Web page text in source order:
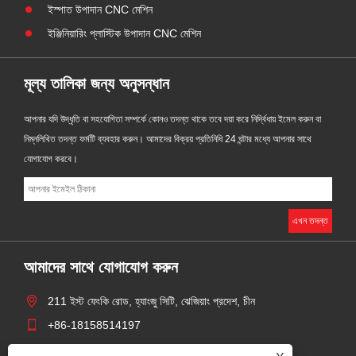
ইস্পাত উপাদান CNC মেশিন
ইঞ্জিনিয়ারিং প্লাস্টিক উপাদান CNC মেশিন
মূল্য তালিকা জন্য অনুসন্ধান
আপনার যদি উদ্ধৃতি বা সহযোগিতা সম্পর্কে কোনও তদন্ত থাকে তবে দয়া করে নির্দ্বিধায় ইমেল করুন বা
নিম্নলিখিত তদন্ত ফর্মটি ব্যবহার করুন। আমাদের বিক্রয় প্রতিনিধি 24 ঘন্টার মধ্যে আপনার সাথে
যোগাযোগ করবে।
আমাদের সাথে যোগাযোগ করুন
211 ইস্ট ফেংকি রোড, হ্যাংজু সিটি, ঝেজিয়াং প্রদেশ, চীন
+86-18158514197